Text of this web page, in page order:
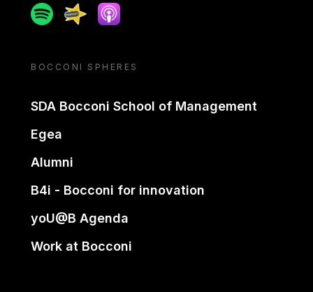
SpotifySpreakerApple podcast
BOCCONI SPHERES
SDA Bocconi School of Management
Egea
Alumni
B4i - Bocconi for innovation
yoU@B Agenda
Work at Bocconi